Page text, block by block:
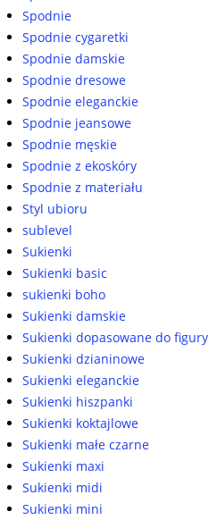
Spodnie
Spodnie cygaretki
Spodnie damskie
Spodnie dresowe
Spodnie eleganckie
Spodnie jeansowe
Spodnie męskie
Spodnie z ekoskóry
Spodnie z materiału
Styl ubioru
sublevel
Sukienki
Sukienki basic
sukienki boho
Sukienki damskie
Sukienki dopasowane do figury
Sukienki dzianinowe
Sukienki eleganckie
Sukienki hiszpanki
Sukienki koktajlowe
Sukienki małe czarne
Sukienki maxi
Sukienki midi
Sukienki mini